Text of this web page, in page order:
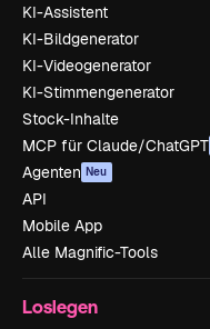
KI-Assistent
KI-Bildgenerator
KI-Videogenerator
KI-Stimmengenerator
Stock-Inhalte
MCP für Claude/ChatGPT
Agenten Neu
API
Mobile App
Alle Magnific-Tools
Loslegen